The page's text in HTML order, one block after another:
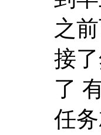
之
接
了
任